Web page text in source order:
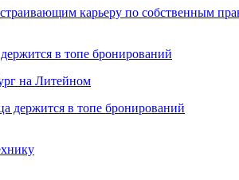
карьеру по собственным
в топе бронирований
на Литейном